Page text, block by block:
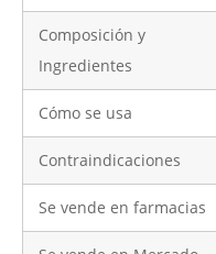
Composición y
Ingredientes
Cómo se usa
Contraindicaciones
Se vende en farmacias